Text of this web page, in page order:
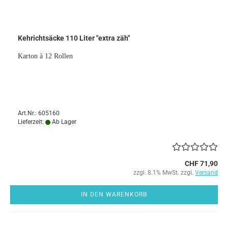
Kehrichtsäcke 110 Liter "extra zäh"
Karton à 12 Rollen
Art.Nr.: 605160
Lieferzeit:
Ab Lager
CHF 71,90
zzgl. 8.1% MwSt. zzgl. Versand
IN DEN WARENKORB